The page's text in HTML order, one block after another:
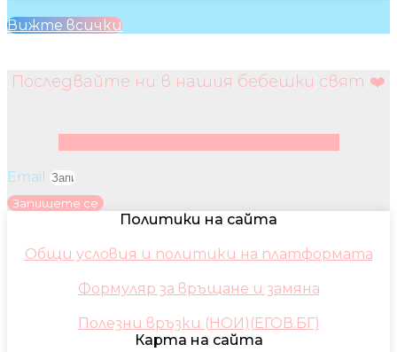
Вижте всички
Последвайте ни в нашия бебешки свят ❤️
Email
Запишете се
Политики на сайта
Общи условия и политики на платформата
Формуляр за връщане и замяна
Полезни връзки (НОИ)(ЕГОВ.БГ)
Карта на сайта